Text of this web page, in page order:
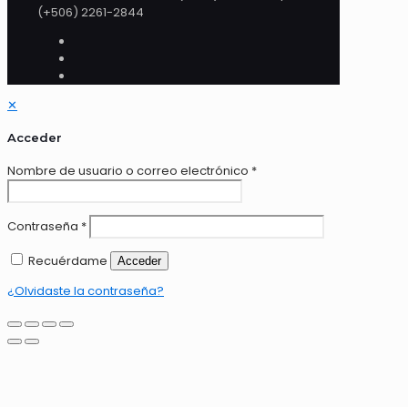
(+506) 2261-2844
✕
Acceder
Nombre de usuario o correo electrónico *
Contraseña *
Recuérdame
Acceder
¿Olvidaste la contraseña?